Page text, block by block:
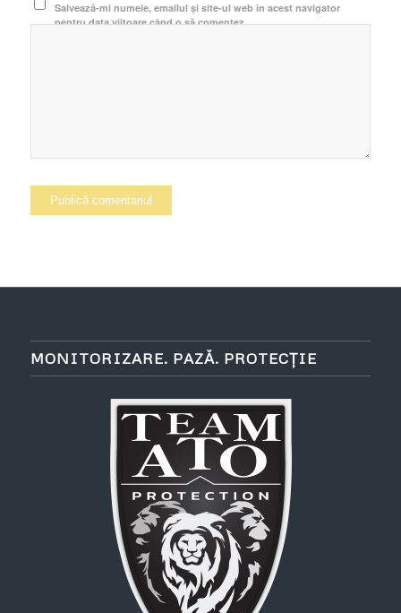
Salvează-mi numele, emailul și site-ul web în acest navigator
pentru data viitoare când o să comentez.
MONITORIZARE. PAZĂ. PROTECȚIE